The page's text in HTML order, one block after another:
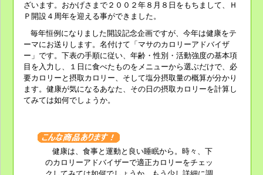
ざいます。おかげさまで２００２年８月８日をもちまして、Ｈ
Ｐ開設４周年を迎える事ができました。
毎年恒例になりました開設記念企画ですが、今年は健康をテ
ーマにお送りします。名付けて「マサのカロリーアドバイザ
ー」です。下表の手順に従い、年齢・性別・活動強度の基本項
目を入力し、１日に食べたものをメニューから選ぶだけで、 必
要カロリー と 摂取カロリー、そして塩分摂取量の概算が分かり
ます。健康が気になるあなた、その日の摂取カロリーを計算し
てみては如何でしょうか。
健康は、食事と運動と良い睡眠から。時々、下
のカロリーアドバイザーで適正カロリーをチェッ